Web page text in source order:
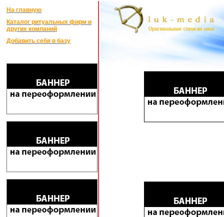
На главную
Каталог ритуальных фирм и
других компаний
Добавить себя в базу